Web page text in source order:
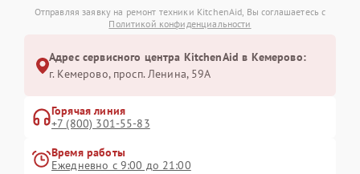
Отправляя заявку на ремонт техники KitchenAid, Вы соглашаетесь с
Политикой конфиденциальности
Адрес сервисного центра KitchenAid в Кемерово:
г. Кемерово, просп. Ленина, 59А
Горячая линия
+7 (800) 301-55-83
Время работы
Ежедневно с 9:00 до 21:00